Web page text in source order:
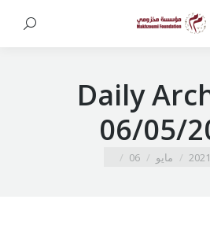
Search:
Daily
06/05/
You2021 مايو 06